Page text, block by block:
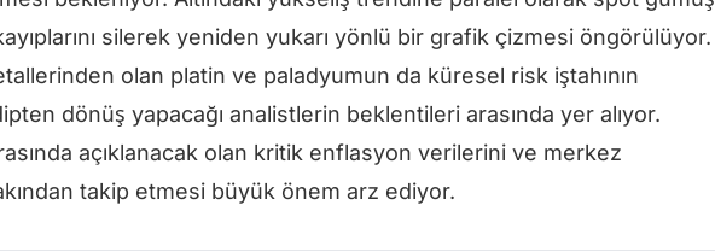
silerek yeniden yukarı yönlü bir grafik çizmesi öngörülüyor.
olan platin ve paladyumun da küresel risk iştahının
dönüş yapacağı analistlerin beklentileri arasında yer alıyor.
açıklanacak olan kritik enflasyon verilerini ve merkez
takip etmesi büyük önem arz ediyor.